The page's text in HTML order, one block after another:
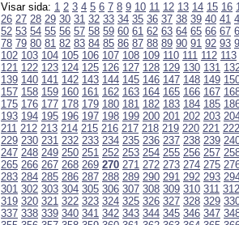
Visar sida: 1 2 3 4 5 6 7 8 9 10 11 12 13 14 15 16
26 27 28 29 30 31 32 33 34 35 36 37 38 39 40 41
52 53 54 55 56 57 58 59 60 61 62 63 64 65 66 67
78 79 80 81 82 83 84 85 86 87 88 89 90 91 92 93
102 103 104 105 106 107 108 109 110 111 112 113
121 122 123 124 125 126 127 128 129 130 131
139 140 141 142 143 144 145 146 147 148 149
157 158 159 160 161 162 163 164 165 166 167
175 176 177 178 179 180 181 182 183 184 185
193 194 195 196 197 198 199 200 201 202 203
211 212 213 214 215 216 217 218 219 220 221 222
229 230 231 232 233 234 235 236 237 238 239
247 248 249 250 251 252 253 254 255 256 257
265 266 267 268 269 270 271 272 273 274 275
283 284 285 286 287 288 289 290 291 292 293
301 302 303 304 305 306 307 308 309 310 311 312
319 320 321 322 323 324 325 326 327 328 329
337 338 339 340 341 342 343 344 345 346 347